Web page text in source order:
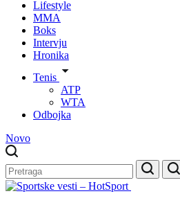
Lifestyle
MMA
Boks
Intervju
Hronika
Tenis
ATP
WTA
Odbojka
Novo